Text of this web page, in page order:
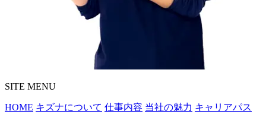
SITE MENU
HOME キズナについて 仕事内容 当社の魅力 キャリアパス